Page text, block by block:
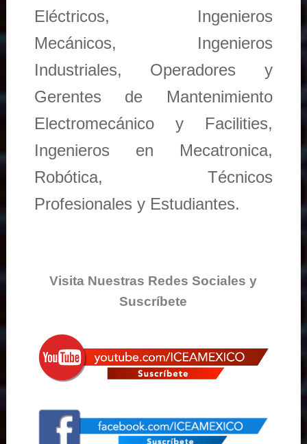
Eléctricos, Ingenieros
Mecánicos, Ingenieros
Industriales, Operadores y
Gerentes de Mantenimiento
Electromecánico y Facilities,
Ingenieros en Mecatronica,
Robótica, Técnicos
Profesionales y Estudiantes.
Visita Nuestras Redes Sociales y
Suscríbete